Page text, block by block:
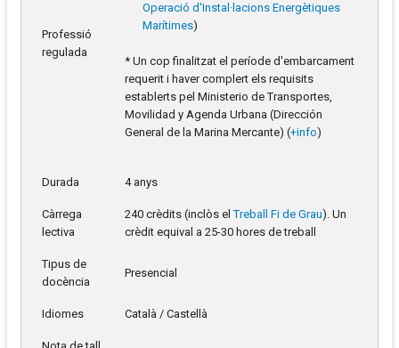
Professió
regulada
Operació d'Instal·lacions Energètiques
Marítimes)
* Un cop finalitzat el període d'embarcament
requerit i haver complert els requisits
establerts pel Ministerio de Transportes,
Movilidad y Agenda Urbana (Dirección
General de la Marina Mercante) (+info)
Durada 4 anys
Càrrega
lectiva
240 crèdits (inclòs elTreball Fi de Grau). Un
crèdit equival a 25-30 hores de treball
Tipus de
docència
Presencial
Idiomes Català / Castellà